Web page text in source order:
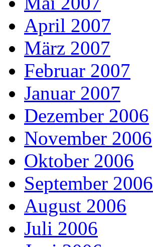
April 2007
März 2007
Februar 2007
Januar 2007
Dezember 2006
November 2006
Oktober 2006
September 2006
August 2006
Juli 2006